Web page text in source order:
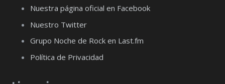
Nuestra página oficial en Facebook
Nuestro Twitter
Grupo Noche de Rock en Last.fm
Política de Privacidad